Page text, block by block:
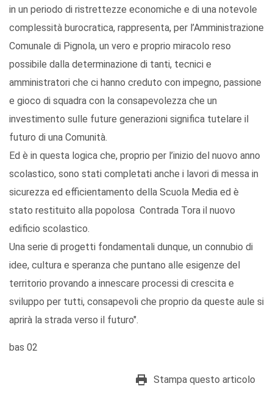
in un periodo di ristrettezze economiche e di una notevole
complessità burocratica, rappresenta, per l’Amministrazione
Comunale di Pignola, un vero e proprio miracolo reso
possibile dalla determinazione di tanti, tecnici e
amministratori che ci hanno creduto con impegno, passione
e gioco di squadra con la consapevolezza che un
investimento sulle future generazioni significa tutelare il
futuro di una Comunità.
Ed è in questa logica che, proprio per l’inizio del nuovo anno
scolastico, sono stati completati anche i lavori di messa in
sicurezza ed efficientamento della Scuola Media ed è
stato restituito alla popolosa Contrada Tora il nuovo
edificio scolastico.
Una serie di progetti fondamentali dunque, un connubio di
idee, cultura e speranza che puntano alle esigenze del
territorio provando a innescare processi di crescita e
sviluppo per tutti, consapevoli che proprio da queste aule si
aprirà la strada verso il futuro".
bas 02
Stampa questo articolo